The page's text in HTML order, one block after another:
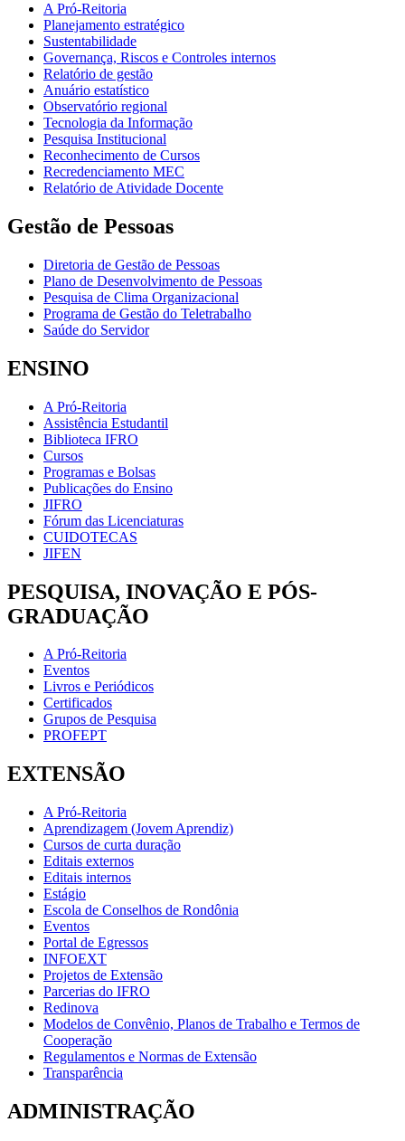
A Pró-Reitoria
Planejamento estratégico
Sustentabilidade
Governança, Riscos e Controles internos
Relatório de gestão
Anuário estatístico
Observatório regional
Tecnologia da Informação
Pesquisa Institucional
Reconhecimento de Cursos
Recredenciamento MEC
Relatório de Atividade Docente
Gestão de Pessoas
Diretoria de Gestão de Pessoas
Plano de Desenvolvimento de Pessoas
Pesquisa de Clima Organizacional
Programa de Gestão do Teletrabalho
Saúde do Servidor
ENSINO
A Pró-Reitoria
Assistência Estudantil
Biblioteca IFRO
Cursos
Programas e Bolsas
Publicações do Ensino
JIFRO
Fórum das Licenciaturas
CUIDOTECAS
JIFEN
PESQUISA, INOVAÇÃO E PÓS-
GRADUAÇÃO
A Pró-Reitoria
Eventos
Livros e Periódicos
Certificados
Grupos de Pesquisa
PROFEPT
EXTENSÃO
A Pró-Reitoria
Aprendizagem (Jovem Aprendiz)
Cursos de curta duração
Editais externos
Editais internos
Estágio
Escola de Conselhos de Rondônia
Eventos
Portal de Egressos
INFOEXT
Projetos de Extensão
Parcerias do IFRO
Redinova
Modelos de Convênio, Planos de Trabalho e Termos de
Cooperação
Regulamentos e Normas de Extensão
Transparência
ADMINISTRAÇÃO